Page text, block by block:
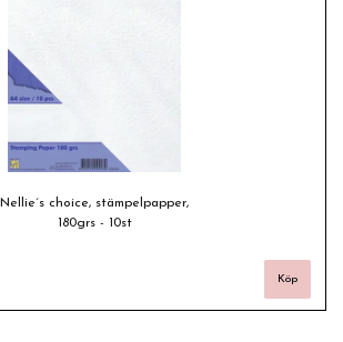
Nellie´s choice, stämpelpapper,
180grs - 10st